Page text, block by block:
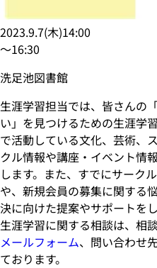
2023.9.7(木)14:00
〜16:30
洗足池図書館
生涯学習担当では、皆さんの
い」を見つけるための生涯学
で活動している文化、芸術、
クル情報や講座・イベント情
します。また、すでにサーク
や、新規会員の募集に関する
決に向けた提案やサポートをし
生涯学習に関する相談は、相談
メールフォーム、問い合わせ
ております。